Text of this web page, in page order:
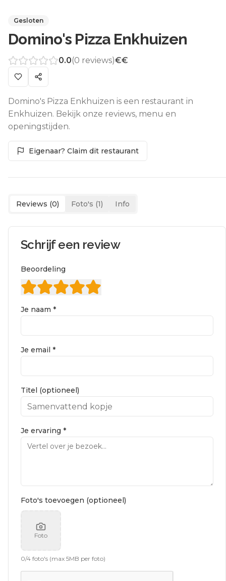
Gesloten
Domino's Pizza Enkhuizen
0.0(0 reviews)€€
Domino's Pizza Enkhuizen is een restaurant in
Enkhuizen. Bekijk onze reviews, menu en
openingstijden.
Eigenaar? Claim dit restaurant
Reviews (0) Foto's (1) Info
Schrijf een review
Beoordeling
Je naam *
Je email *
Titel (optioneel)
Je ervaring *
Foto's toevoegen (optioneel)
Foto
0/4 foto's (max 5MB per foto)